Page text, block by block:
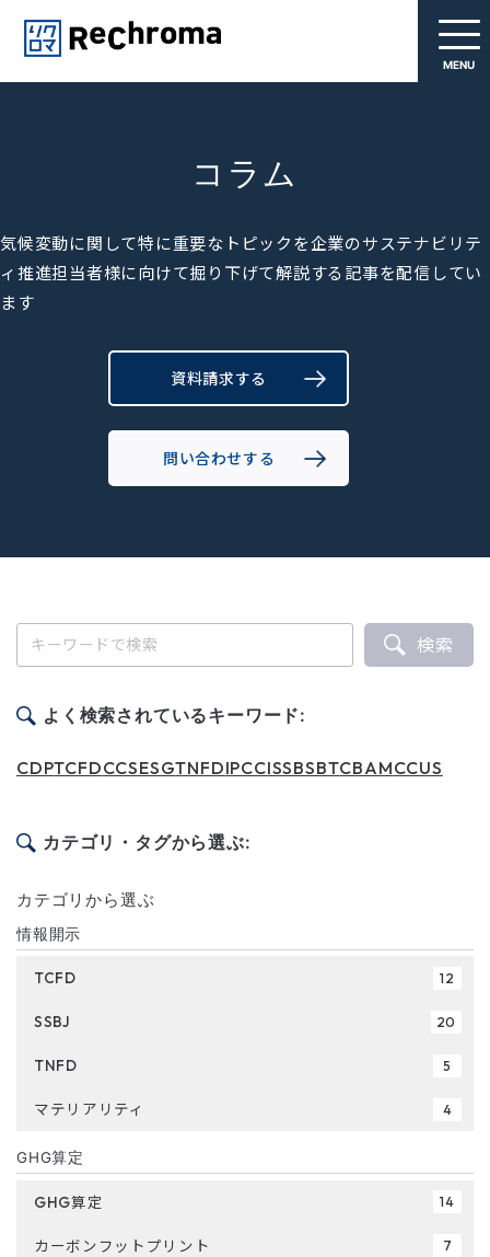
MENU
コラム
気候変動に関して特に重要なトピックを企業のサステナビリテ
ィ推進担当者様に向けて掘り下げて解説する記事を配信してい
ます
資料請求する
問い合わせする
検索
よく検索されているキーワード:
CDPTCFDCCSESGTNFDIPCCISSBSBTCBAMCCUS
カテゴリ・タグから選ぶ:
カテゴリから選ぶ
情報開示
TCFD 12
SSBJ 20
TNFD 5
マテリアリティ 4
GHG算定
GHG算定 14
カーボンフットプリント 7